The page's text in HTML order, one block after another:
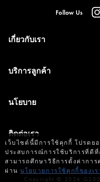
Follow Us
เกี่ยวกับเรา
บริการลูกค้า
นโยบาย
ติดต่อเรา
Copyright © 2026
เว็บไซต์นี้มีการใช้คุกกี้ โปรดย
ประสบการณ์การใช้บริการที่ดี
สามารถศึกษาวิธีการตั้งค่ากา
ผ่านนโยบายการใช้คุกกี้ของเร